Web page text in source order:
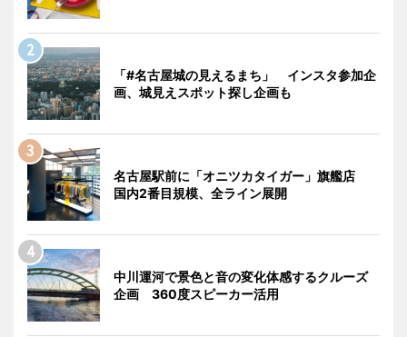
「#名古屋城の見えるまち」 インスタ参加企
画、城見えスポット探し企画も
名古屋駅前に「オニツカタイガー」旗艦店
国内2番目規模、全ライン展開
中川運河で景色と音の変化体感するクルーズ
企画 360度スピーカー活用